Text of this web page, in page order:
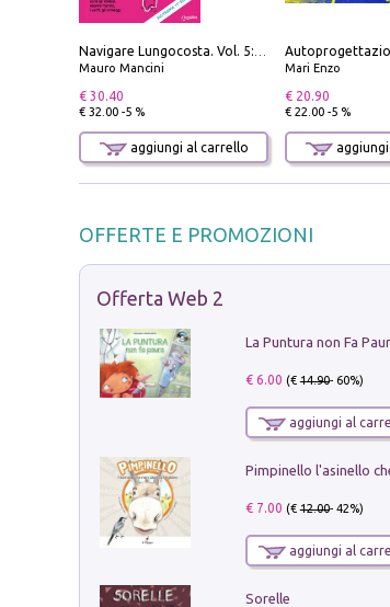
Mauro Mancini
€ 30.40
€ 32.00 -5 %
aggiungi al carrello
Mari Enzo
€ 20.90
€ 22.00 -5 %
OFFERTE E PROMOZIONI
Offerta Web 2
La Puntura non Fa
€ 6.00 (€14.90- 60%)
aggiungi al
Pimpinello l'asinello
€ 7.00 (€12.00- 42%)
aggiungi al
Sorelle